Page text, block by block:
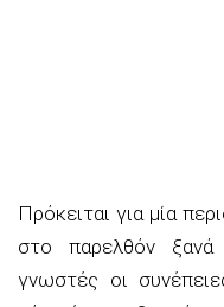
Πρόκειται για μία
στο παρελθόν ξανά
γνωστές οι